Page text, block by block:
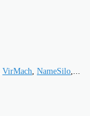
VirMach, NameSilo,...